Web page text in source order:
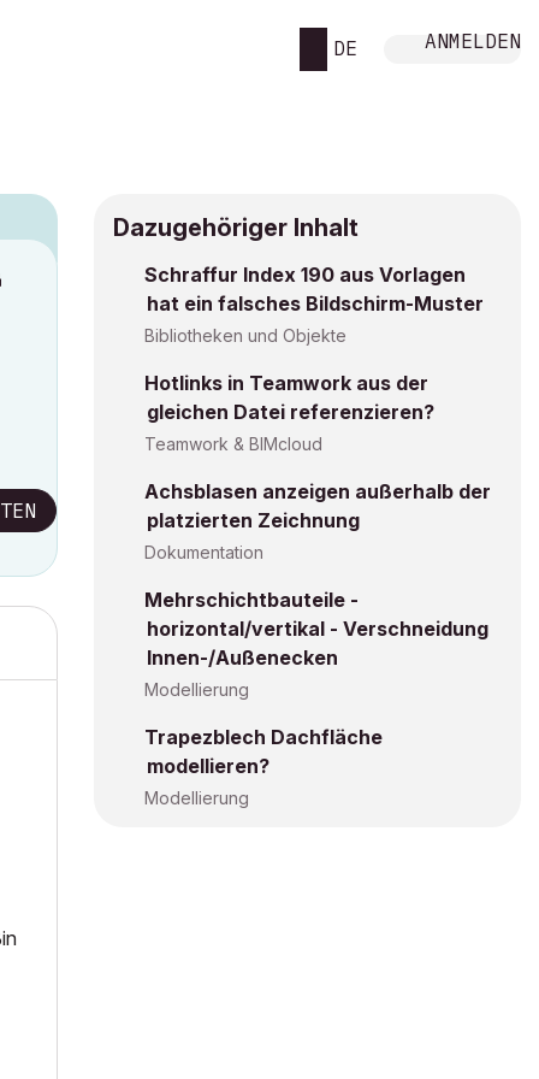
DE ANMELDEN
Dazugehöriger Inhalt
Schraffur Index 190 aus Vorlagen
hat ein falsches Bildschirm-Muster
Bibliotheken und Objekte
Hotlinks in Teamwork aus der
gleichen Datei referenzieren?
Teamwork & BIMcloud
Achsblasen anzeigen außerhalb der
platzierten Zeichnung
Dokumentation
Mehrschichtbauteile -
horizontal/vertikal - Verschneidung
Innen-/Außenecken
Modellierung
Trapezblech Dachfläche
modellieren?
Modellierung